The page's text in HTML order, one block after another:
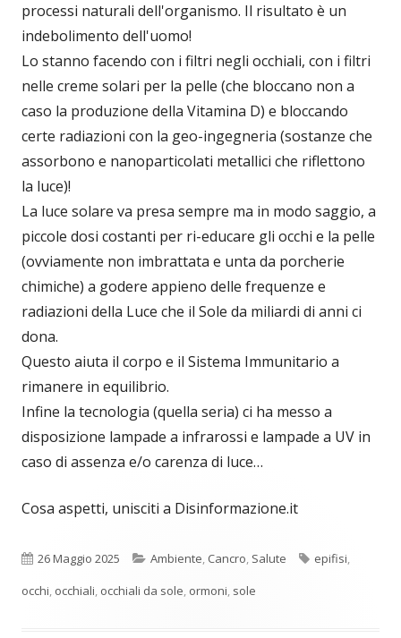
processi naturali dell'organismo. Il risultato è un
indebolimento dell'uomo!
Lo stanno facendo con i filtri negli occhiali, con i filtri
nelle creme solari per la pelle (che bloccano non a
caso la produzione della Vitamina D) e bloccando
certe radiazioni con la geo-ingegneria (sostanze che
assorbono e nanoparticolati metallici che riflettono
la luce)!
La luce solare va presa sempre ma in modo saggio, a
piccole dosi costanti per ri-educare gli occhi e la pelle
(ovviamente non imbrattata e unta da porcherie
chimiche) a godere appieno delle frequenze e
radiazioni della Luce che il Sole da miliardi di anni ci
dona.
Questo aiuta il corpo e il Sistema Immunitario a
rimanere in equilibrio.
Infine la tecnologia (quella seria) ci ha messo a
disposizione lampade a infrarossi e lampade a UV in
caso di assenza e/o carenza di luce…
Cosa aspetti, unisciti a Disinformazione.it
Pubblicato
26 Maggio 2025 Categorie
Ambiente, Cancro, Salute Tag
epifisi,
occhi, occhiali, occhiali da sole, ormoni, sole